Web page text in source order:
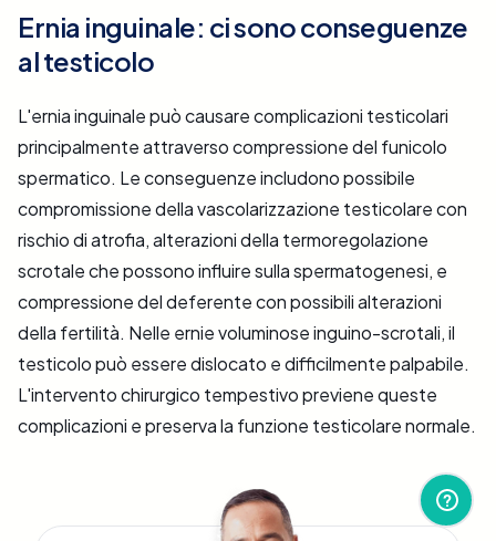
Ernia inguinale: ci sono conseguenze
al testicolo
L'ernia inguinale può causare complicazioni testicolari
principalmente attraverso compressione del funicolo
spermatico. Le conseguenze includono possibile
compromissione della vascolarizzazione testicolare con
rischio di atrofia, alterazioni della termoregolazione
scrotale che possono influire sulla spermatogenesi, e
compressione del deferente con possibili alterazioni
della fertilità. Nelle ernie voluminose inguino-scrotali, il
testicolo può essere dislocato e difficilmente palpabile.
L'intervento chirurgico tempestivo previene queste
complicazioni e preserva la funzione testicolare normale.